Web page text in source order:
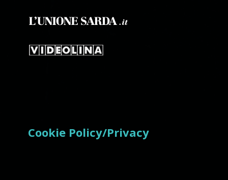
Cookie Policy/Privacy